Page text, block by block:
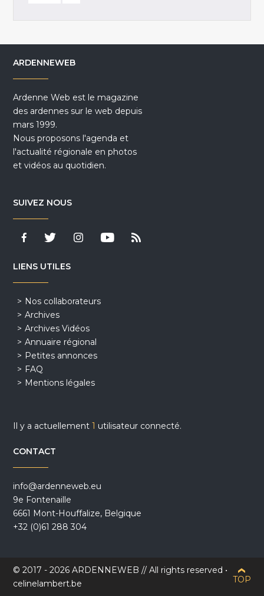
ARDENNEWEB
Ardenne Web est le magazine
des ardennes sur le web depuis
mars 1999.
Nous proposons l'agenda et
l'actualité régionale en photos
et vidéos au quotidien.
SUIVEZ NOUS
LIENS UTILES
Nos collaborateurs
Archives
Archives Vidéos
Annuaire régional
Petites annonces
FAQ
Mentions légales
Il y a actuellement1 utilisateur connecté.
CONTACT
info@ardenneweb.eu
9e Fontenaille
6661 Mont-Houffalize, Belgique
+32 (0)61 288 304
© 2017 - 2026 ARDENNEWEB // All rights reserved •
celinelambert.be
TOP